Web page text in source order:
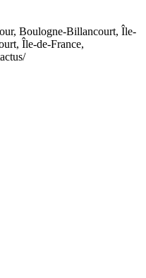
Boulogne-Billancourt, Île-
Île-de-France,